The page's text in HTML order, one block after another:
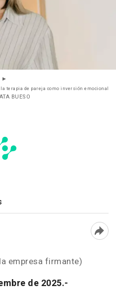
terapia de pareja como inversión emocional
BUESO
empresa firmante)
de 2025.-